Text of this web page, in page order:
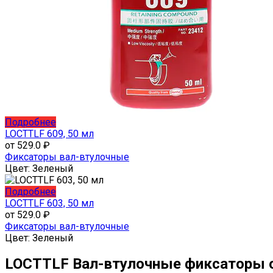
ПодробнееЭтот
товар
несколько
вариаций.
Опции
можно
выбрать
странице
товара.
LOCTTLF 609, 50 мл
от 529.0 ₽
Фиксаторы вал-втулочные
Цвет: Зеленый
ПодробнееЭтот
товар
несколько
вариаций.
можно
LOCTTLF 603, 50 мл
от 529.0 ₽
Фиксаторы вал-втулочные
Цвет: Зеленый
LOCTTLF Вал-втулочные фиксаторы